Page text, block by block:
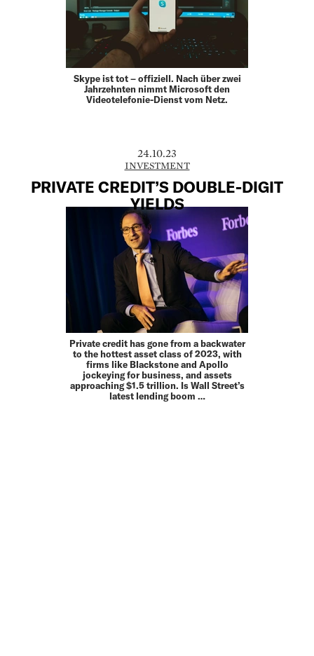
Skype ist tot – offiziell. Nach über zwei
Jahrzehnten nimmt Microsoft den
Videotelefonie-Dienst vom Netz.
24.10.23
INVESTMENT
PRIVATE CREDIT’S DOUBLE-DIGIT
YIELDS
Private credit has gone from a backwater
to the hottest asset class of 2023, with
firms like Blackstone and Apollo
jockeying for business, and assets
approaching $1.5 trillion. Is Wall Street’s
latest lending boom …